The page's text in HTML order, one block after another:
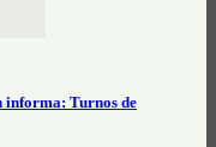
informa: Turnos de